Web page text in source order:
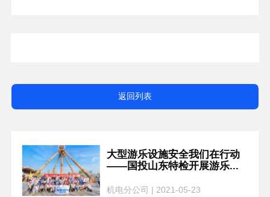
返回列表
大型游乐设施安全我们在行动
——国投山东特检开展游乐...
机电分公司 | 2021-05-23